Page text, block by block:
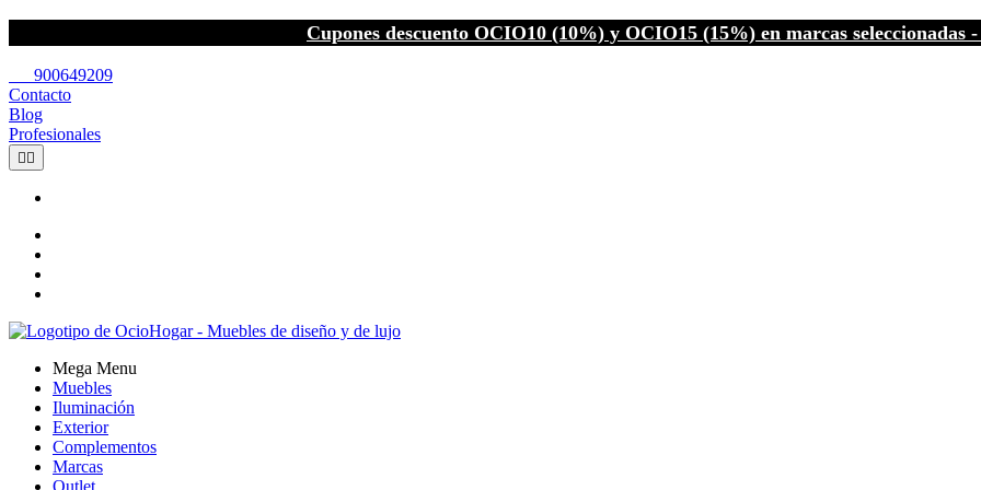
Cupones descuento OCIO10 (10%) y OCIO15 (15%) en marcas seleccionadas
900649209
Contacto
Blog
Profesionales
 
Mega Menu
Muebles
Iluminación
Exterior
Complementos
Marcas
Outlet